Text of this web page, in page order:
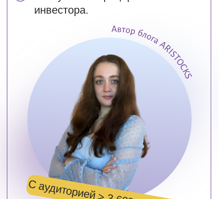
Будет множество бонусов, файлов,
которые вам помогут успешнее
инвестировать.
Дружная и комфортная атмосфера
в чате и на эфирах.